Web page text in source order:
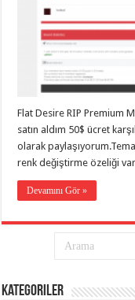
taşımacılık,
gaziantep
taşımacılık,
gaziantep
taşımacılık,
gaziantep
evden
taşımacılık,
evden
evden
gaziantep
Flat Desire RIP Premium
satın aldım 50$ ücret
olarak
renk değiştirme özeliği
Devamını Gör »
Kategoriler